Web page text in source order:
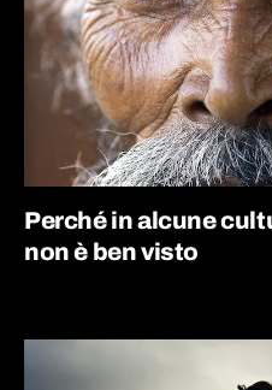
Perché in alcune
non è ben visto